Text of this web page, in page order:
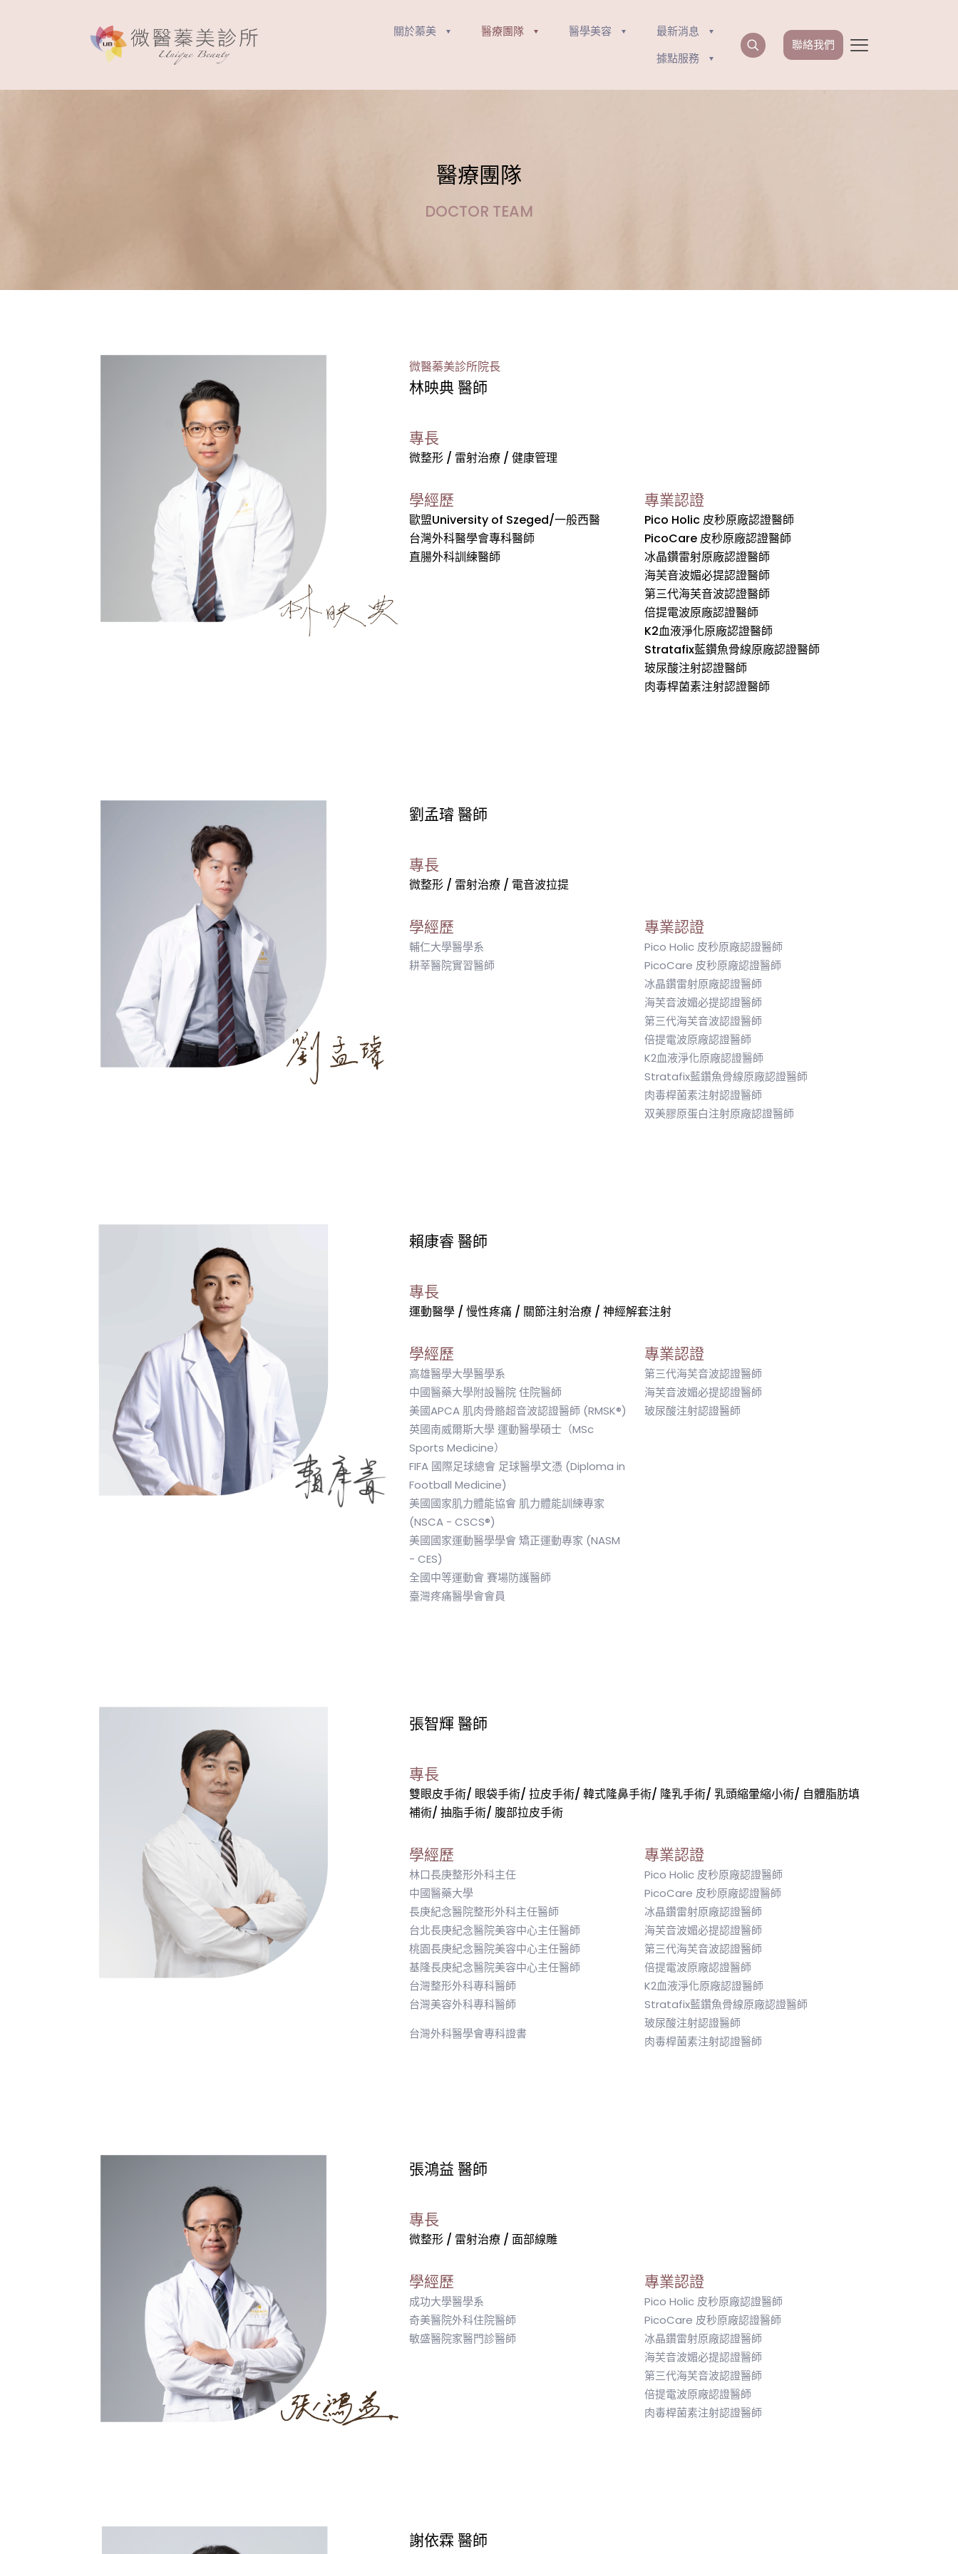
關於蓁美 醫療團隊 醫學美容
最新消息
據點服務
聯絡我們
醫療團隊
DOCTOR TEAM
微醫蓁美診所院長
林映典 醫師
專長
微整形 / 雷射治療 / 健康管理
學經歷
歐盟University of Szeged/一般西醫
台灣外科醫學會專科醫師
直腸外科訓練醫師
專業認證
Pico Holic 皮秒原廠認證醫師
PicoCare 皮秒原廠認證醫師
冰晶鑽雷射原廠認證醫師
海芙音波媚必提認證醫師
第三代海芙音波認證醫師
倍提電波原廠認證醫師
K2血液淨化原廠認證醫師
Stratafix藍鑽魚骨線原廠認證醫師
玻尿酸注射認證醫師
肉毒桿菌素注射認證醫師
劉孟璿 醫師
專長
微整形 / 雷射治療 / 電音波拉提
學經歷
輔仁大學醫學系
耕莘醫院實習醫師
專業認證
Pico Holic 皮秒原廠認證醫師
PicoCare 皮秒原廠認證醫師
冰晶鑽雷射原廠認證醫師
海芙音波媚必提認證醫師
第三代海芙音波認證醫師
倍提電波原廠認證醫師
K2血液淨化原廠認證醫師
Stratafix藍鑽魚骨線原廠認證醫師
肉毒桿菌素注射認證醫師
双美膠原蛋白注射原廠認證醫師
賴康睿 醫師
專長
運動醫學 / 慢性疼痛 / 關節注射治療 / 神經解套注射
學經歷
高雄醫學大學醫學系
中國醫藥大學附設醫院 住院醫師
美國APCA 肌肉骨骼超音波認證醫師 (RMSK®)
英國南威爾斯大學 運動醫學碩士（MSc
Sports Medicine）
FIFA 國際足球總會 足球醫學文憑 (Diploma in
Football Medicine)
美國國家肌力體能協會 肌力體能訓練專家
(NSCA - CSCS®)
美國國家運動醫學學會 矯正運動專家 (NASM
- CES)
全國中等運動會 賽場防護醫師
臺灣疼痛醫學會會員
專業認證
第三代海芙音波認證醫師
海芙音波媚必提認證醫師
玻尿酸注射認證醫師
張智輝 醫師
專長
雙眼皮手術/ 眼袋手術/ 拉皮手術/ 韓式隆鼻手術/ 隆乳手術/ 乳頭縮暈縮小術/ 自體脂肪填
補術/ 抽脂手術/ 腹部拉皮手術
學經歷
林口長庚整形外科主任
中國醫藥大學
長庚紀念醫院整形外科主任醫師
台北長庚紀念醫院美容中心主任醫師
桃園長庚紀念醫院美容中心主任醫師
基隆長庚紀念醫院美容中心主任醫師
台灣整形外科專科醫師
台灣美容外科專科醫師
台灣外科醫學會專科證書
專業認證
Pico Holic 皮秒原廠認證醫師
PicoCare 皮秒原廠認證醫師
冰晶鑽雷射原廠認證醫師
海芙音波媚必提認證醫師
第三代海芙音波認證醫師
倍提電波原廠認證醫師
K2血液淨化原廠認證醫師
Stratafix藍鑽魚骨線原廠認證醫師
玻尿酸注射認證醫師
肉毒桿菌素注射認證醫師
張鴻益 醫師
專長
微整形 / 雷射治療 / 面部線雕
學經歷
成功大學醫學系
奇美醫院外科住院醫師
敏盛醫院家醫門診醫師
專業認證
Pico Holic 皮秒原廠認證醫師
PicoCare 皮秒原廠認證醫師
冰晶鑽雷射原廠認證醫師
海芙音波媚必提認證醫師
第三代海芙音波認證醫師
倍提電波原廠認證醫師
肉毒桿菌素注射認證醫師
謝依霖 醫師